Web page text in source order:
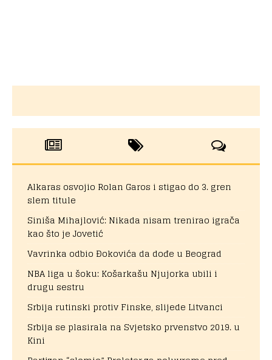
Alkaras osvojio Rolan Garos i stigao do 3. gren
slem titule
Siniša Mihajlović: Nikada nisam trenirao igrača
kao što je Jovetić
Vavrinka odbio Đokovića da dođe u Beograd
NBA liga u šoku: Košarkašu Njujorka ubili i
drugu sestru
Srbija rutinski protiv Finske, slijede Litvanci
Srbija se plasirala na Svjetsko prvenstvo 2019. u
Kini